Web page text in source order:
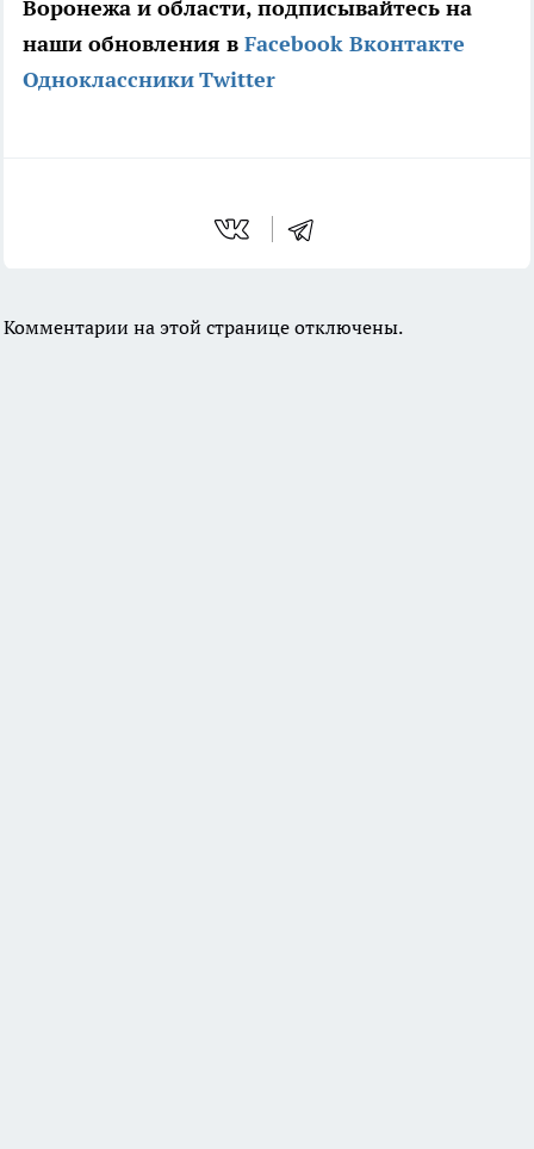
Воронежа и области, подписывайтесь на
наши обновления в Facebook Вконтакте
ОдноклассникиTwitter
Комментарии на этой странице отключены.